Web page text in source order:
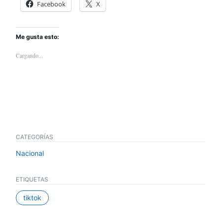
Facebook X
Me gusta esto:
Cargando...
CATEGORÍAS
Nacional
ETIQUETAS
tiktok